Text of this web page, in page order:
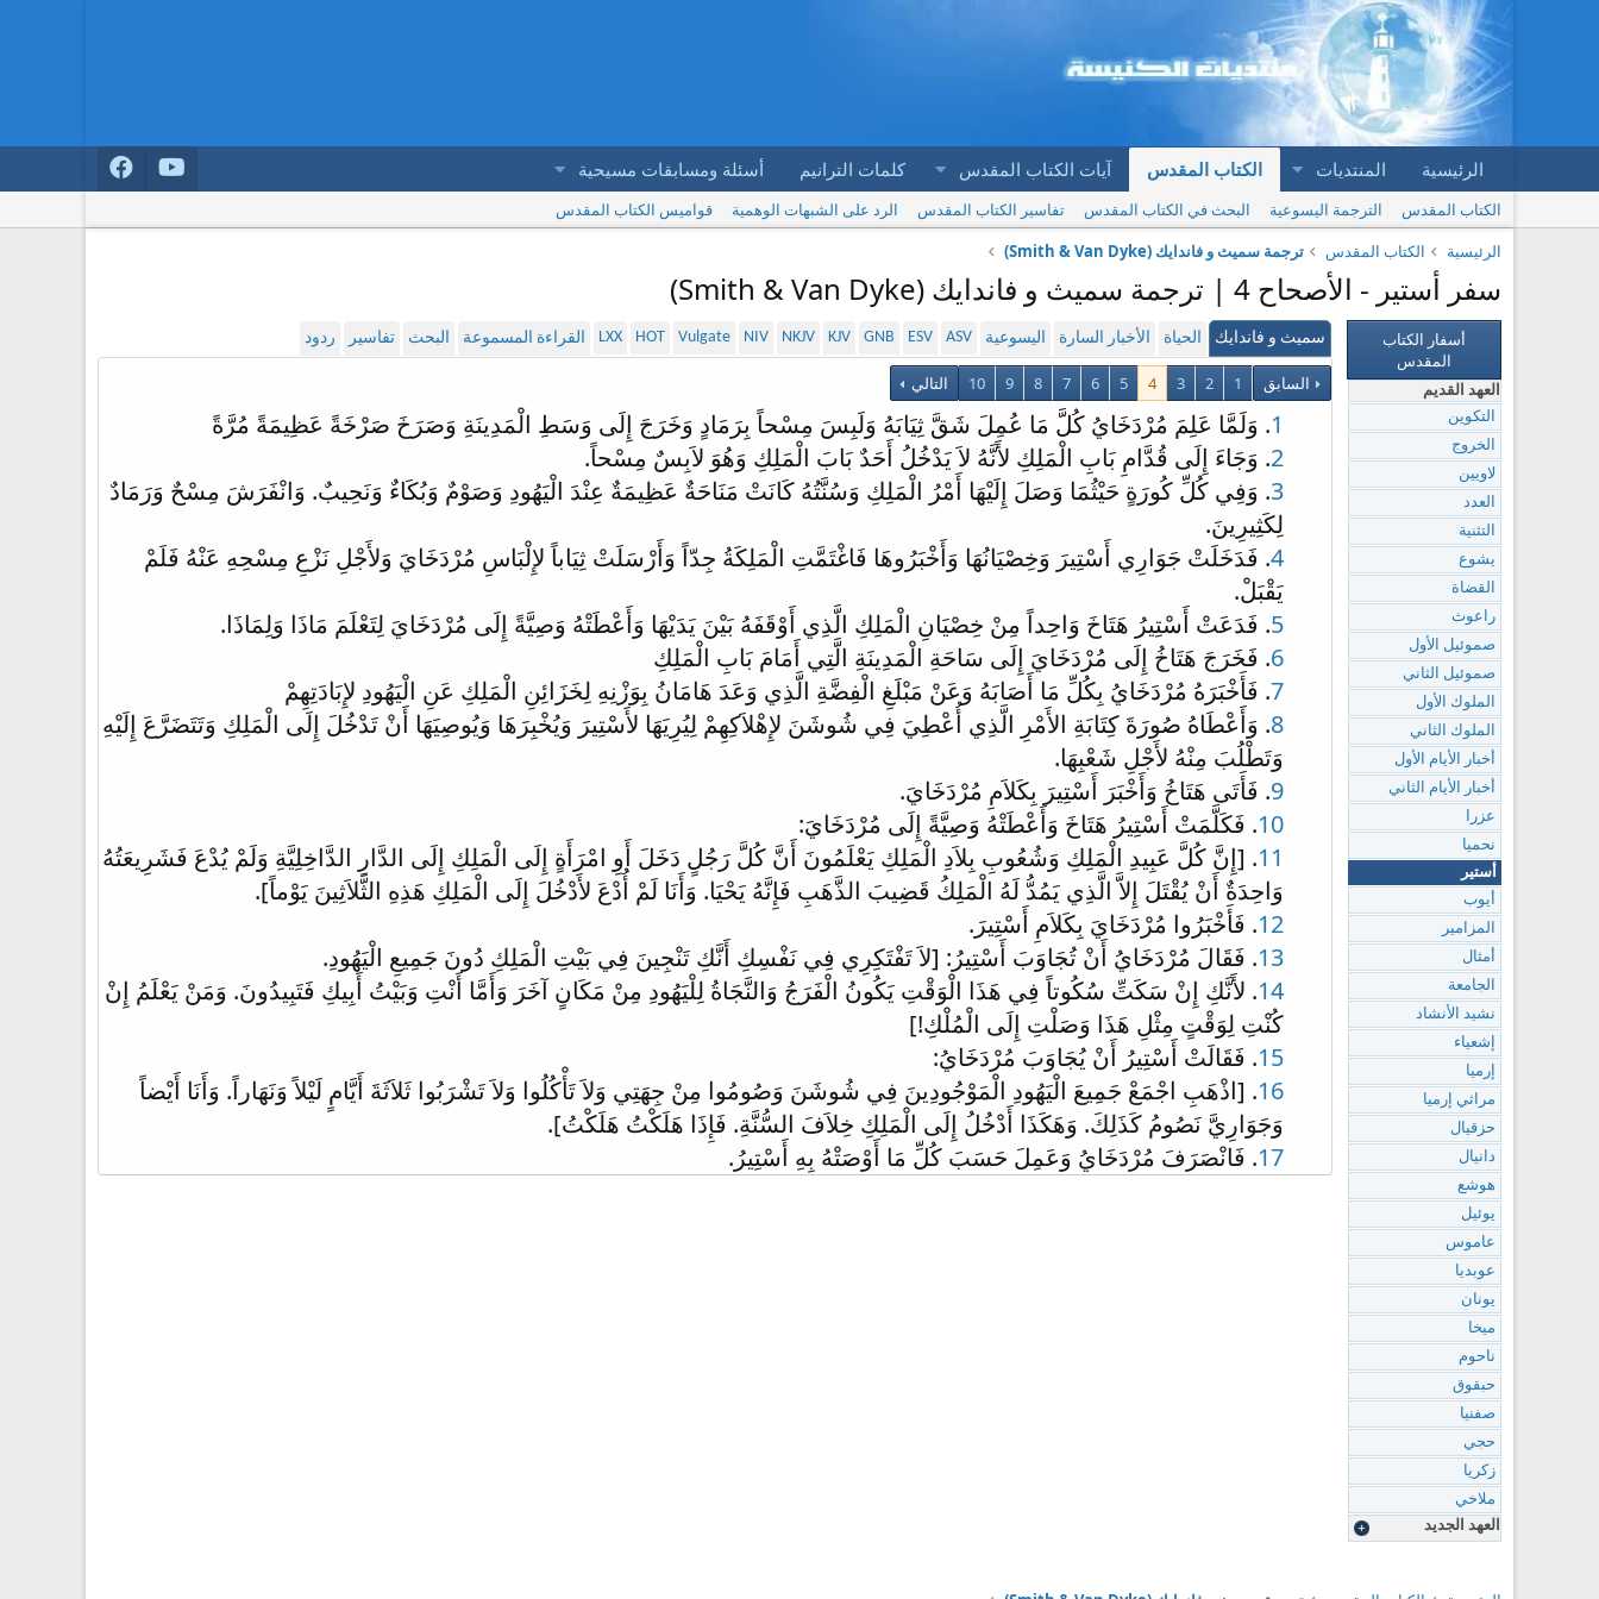
الرئيسية المنتديات الكتاب المقدس آيات الكتاب المقدس كلمات الترانيم أسئلة ومسابقات مسيحية
الكتاب المقدس الترجمة اليسوعية البحث في الكتاب المقدس تفاسير الكتاب المقدس الرد على الشبهات الوهمية
قواميس الكتاب المقدس
الرئيسية
الكتاب المقدس ترجمة سميث و فاندايك (Smith & Van Dyke)
سفر أستير - الأصحاح 4 | ترجمة سميث و فاندايك (Smith & Van Dyke)
سميث و فاندايك الحياة الأخبار السارة اليسوعية ASV
ESV
GNB
KJV
NKJV
NIV
Vulgate
HOT
LXX القراءة المسموعة البحث تفاسير ردود
السابق 1
2
3
4
5
6
7
8
9
10 التالي
1. وَلَمَّا عَلِمَ مُرْدَخَايُ كُلَّ مَا عُمِلَ شَقَّ ثِيَابَهُ وَلَبِسَ مِسْحاً بِرَمَادٍ وَخَرَجَ إِلَى وَسَطِ الْمَدِينَةِ وَصَرَخَ صَرْخَةً عَظِيمَةً مُرَّةً
2. وَجَاءَ إِلَى قُدَّامِ بَابِ الْمَلِكِ لأَنَّهُ لاَ يَدْخُلُ أَحَدٌ بَابَ الْمَلِكِ وَهُوَ لاَبِسٌ مِسْحاً.
3. وَفِي كُلِّ كُورَةٍ حَيْثُمَا وَصَلَ إِلَيْهَا أَمْرُ الْمَلِكِ وَسُنَّتُهُ كَانَتْ مَنَاحَةٌ عَظِيمَةٌ عِنْدَ الْيَهُودِ وَصَوْمٌ وَبُكَاءٌ وَنَحِيبٌ. وَانْفَرَشَ مِسْحٌ وَرَمَادٌ
لِكَثِيرِينَ.
4. فَدَخَلَتْ جَوَارِي أَسْتِيرَ وَخِصْيَانُهَا وَأَخْبَرُوهَا فَاغْتَمَّتِ الْمَلِكَةُ جِدّاً وَأَرْسَلَتْ ثِيَاباً لإِلْبَاسِ مُرْدَخَايَ وَلأَجْلِ نَزْعِ مِسْحِهِ عَنْهُ فَلَمْ
يَقْبَلْ.
5. فَدَعَتْ أَسْتِيرُ هَتَاخَ وَاحِداً مِنْ خِصْيَانِ الْمَلِكِ الَّذِي أَوْقَفَهُ بَيْنَ يَدَيْهَا وَأَعْطَتْهُ وَصِيَّةً إِلَى مُرْدَخَايَ لِتَعْلَمَ مَاذَا وَلِمَاذَا.
6. فَخَرَجَ هَتَاخُ إِلَى مُرْدَخَايَ إِلَى سَاحَةِ الْمَدِينَةِ الَّتِي أَمَامَ بَابِ الْمَلِكِ
7. فَأَخْبَرَهُ مُرْدَخَايُ بِكُلِّ مَا أَصَابَهُ وَعَنْ مَبْلَغِ الْفِضَّةِ الَّذِي وَعَدَ هَامَانُ بِوَزْنِهِ لِخَزَائِنِ الْمَلِكِ عَنِ الْيَهُودِ لإِبَادَتِهِمْ
8. وَأَعْطَاهُ صُورَةَ كِتَابَةِ الأَمْرِ الَّذِي أُعْطِيَ فِي شُوشَنَ لإِهْلاَكِهِمْ لِيُرِيَهَا لأَسْتِيرَ وَيُخْبِرَهَا وَيُوصِيَهَا أَنْ تَدْخُلَ إِلَى الْمَلِكِ وَتَتَضَرَّعَ إِلَيْهِ
وَتَطْلُبَ مِنْهُ لأَجْلِ شَعْبِهَا.
9. فَأَتَى هَتَاخُ وَأَخْبَرَ أَسْتِيرَ بِكَلاَمِ مُرْدَخَايَ.
10. فَكَلَّمَتْ أَسْتِيرُ هَتَاخَ وَأَعْطَتْهُ وَصِيَّةً إِلَى مُرْدَخَايَ:
11. [إِنَّ كُلَّ عَبِيدِ الْمَلِكِ وَشُعُوبِ بِلاَدِ الْمَلِكِ يَعْلَمُونَ أَنَّ كُلَّ رَجُلٍ دَخَلَ أَوِ امْرَأَةٍ إِلَى الْمَلِكِ إِلَى الدَّارِ الدَّاخِلِيَّةِ وَلَمْ يُدْعَ فَشَرِيعَتُهُ
وَاحِدَةٌ أَنْ يُقْتَلَ إِلاَّ الَّذِي يَمُدُّ لَهُ الْمَلِكُ قَضِيبَ الذَّهَبِ فَإِنَّهُ يَحْيَا. وَأَنَا لَمْ أُدْعَ لأَدْخُلَ إِلَى الْمَلِكِ هَذِهِ الثَّلاَثِينَ يَوْماً].
12. فَأَخْبَرُوا مُرْدَخَايَ بِكَلاَمِ أَسْتِيرَ.
13. فَقَالَ مُرْدَخَايُ أَنْ تُجَاوَبَ أَسْتِيرُ: [لاَ تَفْتَكِرِي فِي نَفْسِكِ أَنَّكِ تَنْجِينَ فِي بَيْتِ الْمَلِكِ دُونَ جَمِيعِ الْيَهُودِ.
14. لأَنَّكِ إِنْ سَكَتِّ سُكُوتاً فِي هَذَا الْوَقْتِ يَكُونُ الْفَرَجُ وَالنَّجَاةُ لِلْيَهُودِ مِنْ مَكَانٍ آخَرَ وَأَمَّا أَنْتِ وَبَيْتُ أَبِيكِ فَتَبِيدُونَ. وَمَنْ يَعْلَمُ إِنْ
كُنْتِ لِوَقْتٍ مِثْلِ هَذَا وَصَلْتِ إِلَى الْمُلْكِ!]
15. فَقَالَتْ أَسْتِيرُ أَنْ يُجَاوَبَ مُرْدَخَايُ:
16. [اذْهَبِ اجْمَعْ جَمِيعَ الْيَهُودِ الْمَوْجُودِينَ فِي شُوشَنَ وَصُومُوا مِنْ جِهَتِي وَلاَ تَأْكُلُوا وَلاَ تَشْرَبُوا ثَلاَثَةَ أَيَّامٍ لَيْلاً وَنَهَاراً. وَأَنَا أَيْضاً
وَجَوَارِيَّ نَصُومُ كَذَلِكَ. وَهَكَذَا أَدْخُلُ إِلَى الْمَلِكِ خِلاَفَ السُّنَّةِ. فَإِذَا هَلَكْتُ هَلَكْتُ].
17. فَانْصَرَفَ مُرْدَخَايُ وَعَمِلَ حَسَبَ كُلِّ مَا أَوْصَتْهُ بِهِ أَسْتِيرُ.
أسفار الكتاب
المقدس
العهد القديم
التكوين
الخروج
لاويين
العدد
التثنية
يشوع
القضاة
راعوث
صموئيل الأول
صموئيل الثاني
الملوك الأول
الملوك الثاني
أخبار الأيام الأول
أخبار الأيام الثاني
عزرا
نحميا
أستير
أيوب
المزامير
أمثال
الجامعة
نشيد الأنشاد
إشعياء
إرميا
مراثي إرميا
حزقيال
دانيال
هوشع
يوئيل
عاموس
عوبديا
يونان
ميخا
ناحوم
حبقوق
صفنيا
حجي
زكريا
ملاخي
العهد الجديد